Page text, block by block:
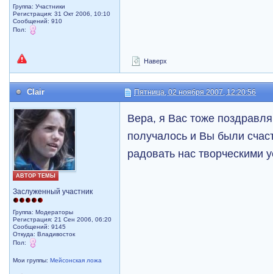
Группа: Участники
Регистрация: 31 Окт 2006, 10:10
Сообщений: 910
Пол:
Наверх
Clair Пятница, 02 ноября 2007, 12:20:56
АВТОР ТЕМЫ
Заслуженный участник
Группа: Модераторы
Регистрация: 21 Сен 2006, 06:20
Сообщений: 9145
Откуда: Владивосток
Пол:
Мои группы:Мейсонская ложа
Вера, я Вас тоже
получалось и Вы были
радовать нас творческими